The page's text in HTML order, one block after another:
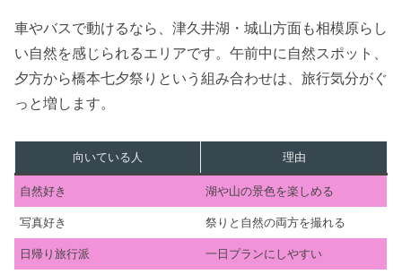
車やバスで動けるなら、津久井湖・城山方面も相模原らし
い自然を感じられるエリアです。午前中に自然スポット、
夕方から橋本七夕祭りという組み合わせは、旅行気分がぐ
っと増します。
向いている人 理由
自然好き 湖や山の景色を楽しめる
写真好き 祭りと自然の両方を撮れる
日帰り旅行派 一日プランにしやすい